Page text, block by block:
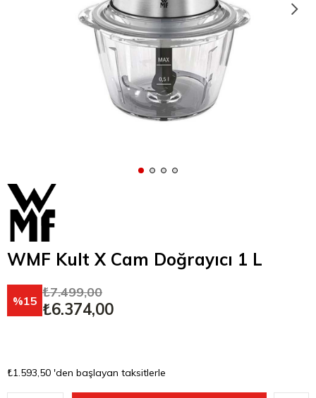
WMF Kult X Cam Doğrayıcı 1 L
15
₺7.499,00
₺6.374,00
₺1.593,50 'den başlayan taksitlerle